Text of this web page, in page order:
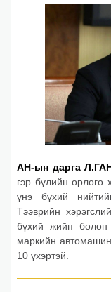
АН-ын дарга
гэр бүлийн орлого
үнэ бүхий
Тээврийн
бүхий жийп болон
маркийн
10 үхэртэй.